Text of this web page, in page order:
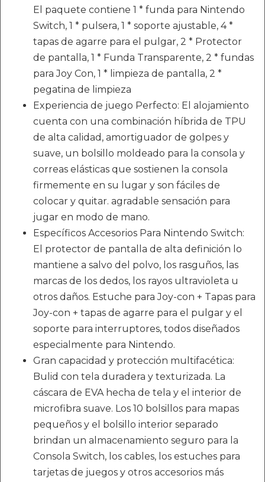
El paquete contiene 1 * funda para Nintendo
Switch, 1 * pulsera, 1 * soporte ajustable, 4 *
tapas de agarre para el pulgar, 2 * Protector
de pantalla, 1 * Funda Transparente, 2 * fundas
para Joy Con, 1 * limpieza de pantalla, 2 *
pegatina de limpieza
Experiencia de juego Perfecto: El alojamiento
cuenta con una combinación híbrida de TPU
de alta calidad, amortiguador de golpes y
suave, un bolsillo moldeado para la consola y
correas elásticas que sostienen la consola
firmemente en su lugar y son fáciles de
colocar y quitar. agradable sensación para
jugar en modo de mano.
Específicos Accesorios Para Nintendo Switch:
El protector de pantalla de alta definición lo
mantiene a salvo del polvo, los rasguños, las
marcas de los dedos, los rayos ultravioleta u
otros daños. Estuche para Joy-con + Tapas para
Joy-con + tapas de agarre para el pulgar y el
soporte para interruptores, todos diseñados
especialmente para Nintendo.
Gran capacidad y protección multifacética:
Bulid con tela duradera y texturizada. La
cáscara de EVA hecha de tela y el interior de
microfibra suave. Los 10 bolsillos para mapas
pequeños y el bolsillo interior separado
brindan un almacenamiento seguro para la
Consola Switch, los cables, los estuches para
tarjetas de juegos y otros accesorios más